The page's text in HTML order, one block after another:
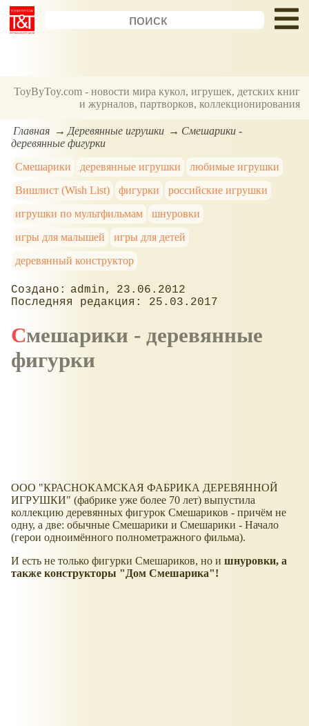
ToyByToy.com - новости мира кукол, игрушек, детских книг
и журналов, партворков, коллекционирования
Главная Деревянные игрушки
Смешарики -
деревянные фигурки
Смешарики
деревянные игрушки
любимые игрушки
Вишлист (Wish List)
фигурки
российские игрушки
игрушки по мультфильмам
шнуровки
игры для малышей
игры для детей
деревянный конструктор
admin
23.06.2012
25.03.2017
Смешарики - деревянные
фигурки
ООО "КРАСНОКАМСКАЯ ФАБРИКА ДЕРЕВЯННОЙ
ИГРУШКИ" (фабрике уже более 70 лет) выпустила
коллекцию деревянных фигурок Смешариков - причём не
одну, а две: обычные Смешарики и Смешарики - Начало
(герои одноимённого полнометражного фильма).
И есть не только фигурки Смешариков, но и шнуровки, а
также конструкторы "Дом Смешарика"!